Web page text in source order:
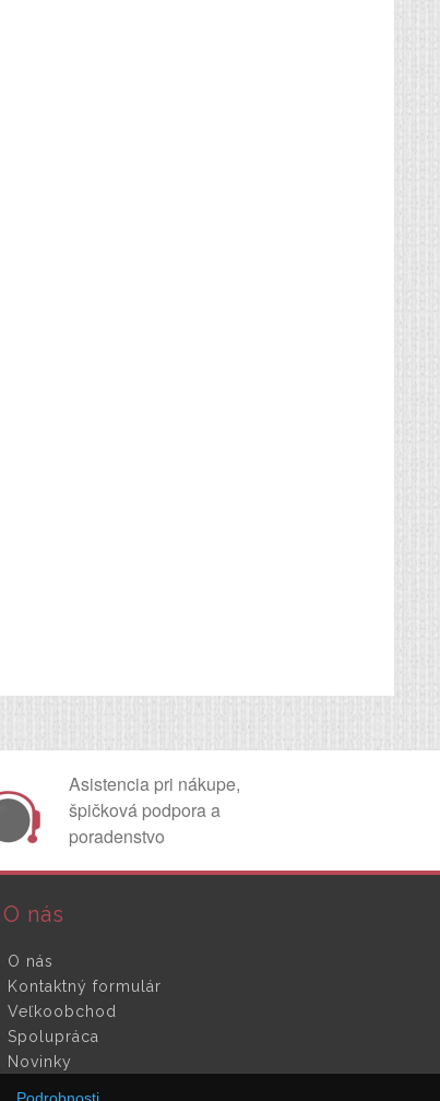
Asistencia pri nákupe,
špičková podpora a
poradenstvo
O nás
O nás
Kontaktný formulár
Veľkoobchod
Spolupráca
Novinky